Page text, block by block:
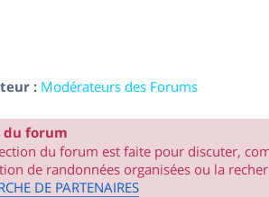
: Modérateurs des Forums
du forum
du forum est faite pour discuter,
de randonnées organisées ou la
DE PARTENAIRES